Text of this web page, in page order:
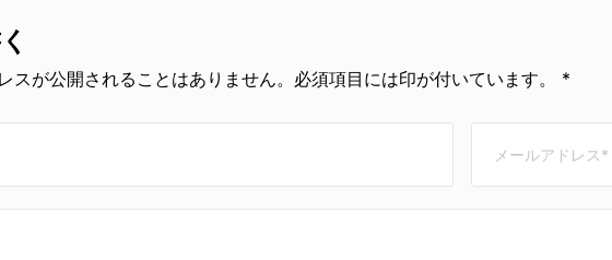
スが公開されることはありません。必須項目には印が付いています。 *